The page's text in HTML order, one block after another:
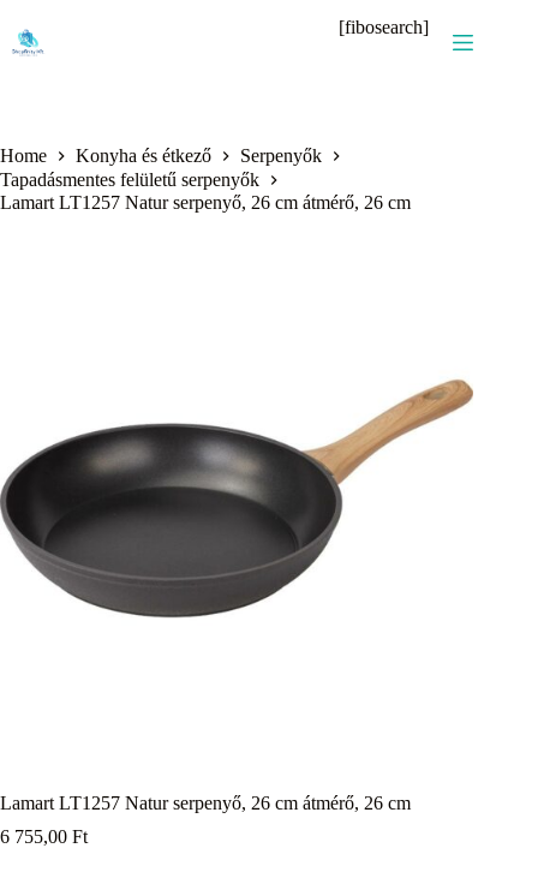
content
[fibosearch]
Home Konyha és étkező
Serpenyők
Tapadásmentes felületű serpenyők
Lamart LT1257 Natur serpenyő, 26 cm átmérő, 26 cm
Lamart LT1257 Natur serpenyő, 26 cm átmérő, 26 cm
6 755,00 Ft